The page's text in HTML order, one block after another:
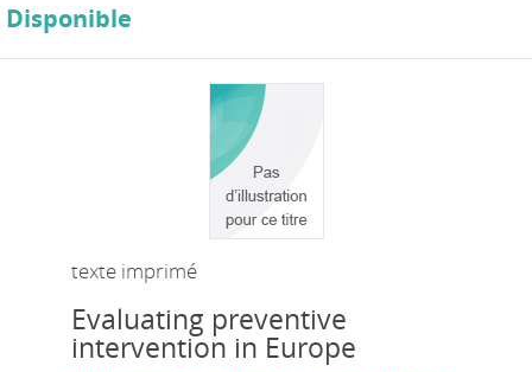
Disponible
texte imprimé
Evaluating preventive
intervention in Europe